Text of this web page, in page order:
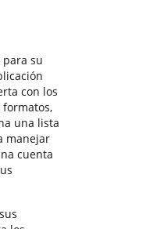
su
con los
una lista
manejar
cuenta